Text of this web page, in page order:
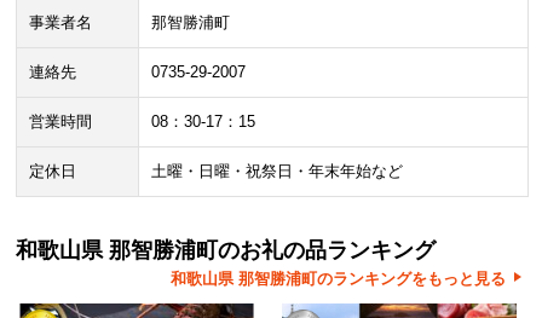
事業者名 那智勝浦町
連絡先 0735-29-2007
営業時間 08：30-17：15
定休日 土曜・日曜・祝祭日・年末年始など
和歌山県 那智勝浦町のお礼の品ランキング
和歌山県 那智勝浦町のランキングをもっと見る